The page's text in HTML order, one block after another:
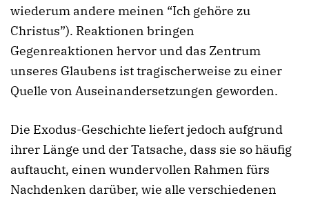
wiederum andere meinen “Ich gehöre zu
Christus”). Reaktionen bringen
Gegenreaktionen hervor und das Zentrum
unseres Glaubens ist tragischerweise zu einer
Quelle von Auseinandersetzungen geworden.
Die Exodus-Geschichte liefert jedoch aufgrund
ihrer Länge und der Tatsache, dass sie so häufig
auftaucht, einen wundervollen Rahmen fürs
Nachdenken darüber, wie alle verschiedenen